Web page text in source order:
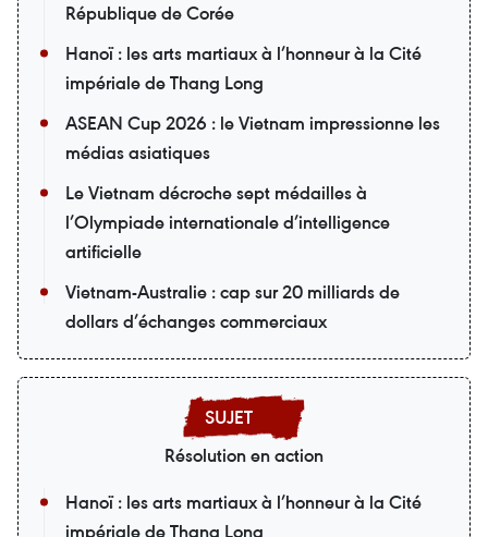
République de Corée
Hanoï : les arts martiaux à l’honneur à la Cité
impériale de Thang Long
ASEAN Cup 2026 : le Vietnam impressionne les
médias asiatiques
Le Vietnam décroche sept médailles à
l’Olympiade internationale d’intelligence
artificielle
Vietnam-Australie : cap sur 20 milliards de
dollars d’échanges commerciaux
Résolution en action
Hanoï : les arts martiaux à l’honneur à la Cité
impériale de Thang Long